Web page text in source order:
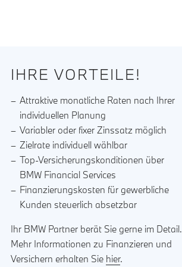
IHRE VORTEILE!
Attraktive monatliche Raten nach Ihrer
individuellen Planung
Variabler oder fixer Zinssatz möglich
Zielrate individuell wählbar
Top-Versicherungskonditionen über
BMW Financial Services
Finanzierungskosten für gewerbliche
Kunden steuerlich absetzbar
Ihr BMW Partner berät Sie gerne im Detail.
Mehr Informationen zu Finanzieren und
Versichern erhalten Sie hier.